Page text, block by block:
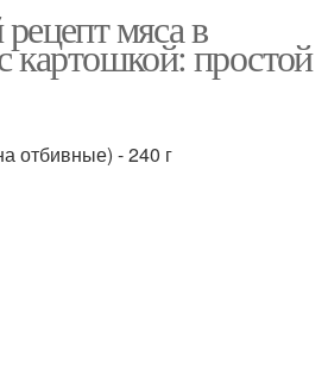
мяса в
картошкой: простой
отбивные) - 240 г